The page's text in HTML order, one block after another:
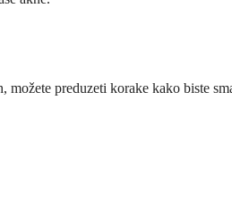
preduzeti korake kako biste